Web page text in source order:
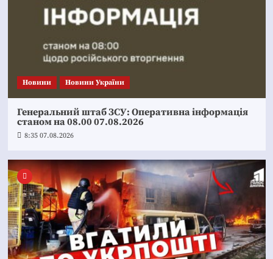
Новини Новини України
Генеральний штаб ЗСУ: Оперативна інформація
станом на 08.00 07.08.2026
8:35 07.08.2026